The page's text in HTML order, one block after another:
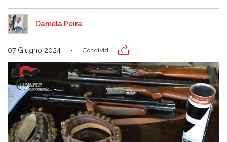
Daniela Peira
07 Giugno 2024 Condividi